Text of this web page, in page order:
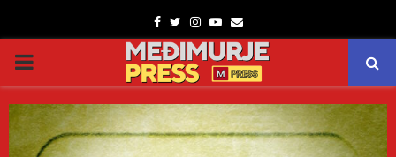
Facebook
TwitterInstagram
Youtube
Email
PRIMARY
MENU